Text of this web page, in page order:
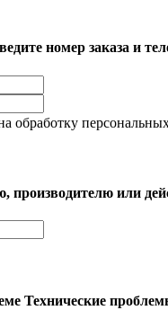
номер заказа и
обработку
производителю или
Технические